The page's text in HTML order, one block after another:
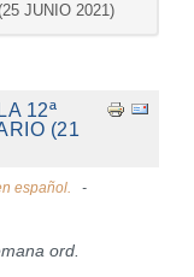
JUNIO 2021)
12ª
(21
español.
ord.